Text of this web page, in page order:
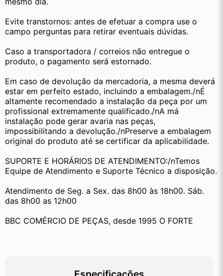
Evite transtornos: antes de efetuar a compra use o
campo perguntas para retirar eventuais dúvidas.
Caso a transportadora / correios não entregue o
produto, o pagamento será estornado.
Em caso de devolução da mercadoria, a mesma deverá
estar em perfeito estado, incluindo a embalagem./nÉ
altamente recomendado a instalação da peça por um
profissional extremamente qualificado./nA má
instalação pode gerar avaria nas peças,
impossibilitando a devolução./nPreserve a embalagem
original do produto até se certificar da aplicabilidade.
SUPORTE E HORÁRIOS DE ATENDIMENTO:/nTemos
Equipe de Atendimento e Suporte Técnico a disposição.
Atendimento de Seg. a Sex. das 8h00 às 18h00. Sáb.
das 8h00 as 12h00
BBC COMÉRCIO DE PEÇAS, desde 1995 O FORTE